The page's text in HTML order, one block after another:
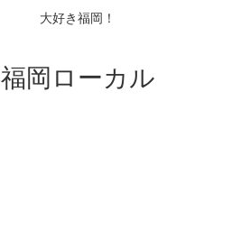
大好き福岡！
福岡ローカル